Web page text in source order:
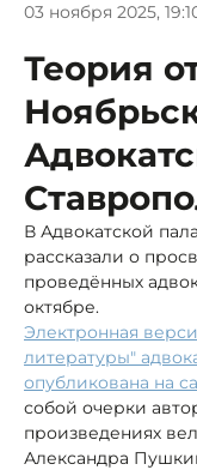
03 ноября 2025,
Теория
В Адвокатской
рассказали о
проведённых
октябре.
Электронная
литературы"
опубликована на
собой очерки
произведениях
Александра